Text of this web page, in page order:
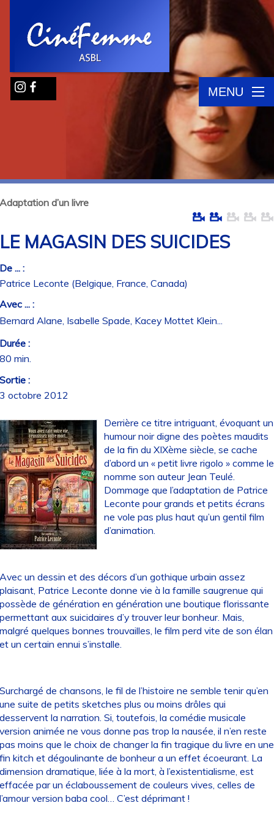
MENU
d’un livre
MAGASIN DES SUICIDES
... :
Leconte (Belgique, France, Canada)
... :
Alane, Isabelle Spade, Kacey Mottet Klein...
:
min.
:
octobre 2012
Derrière ce titre intriguant, évoquant un
humour noir digne des poètes maudits
de la fin du XIXème siècle, se cache
d’abord un « petit livre rigolo » comme le
nomme son auteur Jean Teulé.
Dommage que l’adaptation de Patrice
Leconte pour grands et petits écrans
ne vole pas plus haut qu’un gentil film
d’animation.
un dessin et des décors d’un gothique urbain assez
Patrice Leconte donne vie à la famille saugrenue qui
de génération en génération une boutique florissante
aux suicidaires d’y trouver leur bonheur. Mais,
quelques bonnes trouvailles, le film perd vite de son élan
un certain ennui s’installe.
de chansons, le fil de l’histoire ne semble tenir qu’en
suite de petits sketches plus ou moins drôles qui
la narration. Si, toutefois, la comédie musicale
animée ne vous donne pas trop la nausée, il n’en reste
moins que le choix de changer la fin tragique du livre en une
kitch et dégoulinante de bonheur a un effet écoeurant. La
dramatique, liée à la mort, à l’existentialisme, est
par un éclaboussement de couleurs vives, celles de
version baba cool… C’est déprimant !